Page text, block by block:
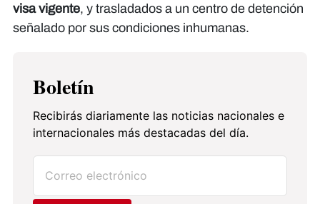
visa vigente, y trasladados a un centro de detención
señalado por sus condiciones inhumanas.
Boletín
Recibirás diariamente las noticias nacionales e
internacionales más destacadas del día.